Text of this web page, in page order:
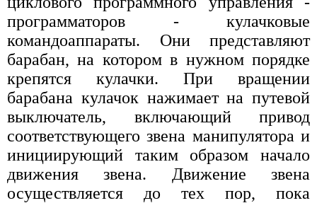
программаторов - кулачковые
командоаппараты. Они представляют
барабан, на котором в нужном порядке
крепятся кулачки. При вращении
барабана кулачок нажимает на путевой
выключатель, включающий привод
соответствующего звена манипулятора и
инициирующий таким образом начало
движения звена. Движение звена
осуществляется до тех пор, пока